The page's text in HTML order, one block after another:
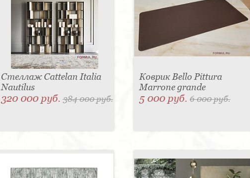
Стеллаж Cattelan Italia
Nautilus
320 000 руб.384 000 руб.
Коврик Bello Pittura
Marrone grande
5 000 руб. 6 000 руб.